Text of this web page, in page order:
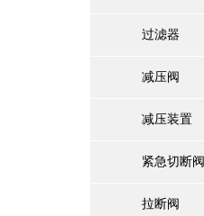
过滤器
减压阀
减压装置
紧急切断阀
拉断阀